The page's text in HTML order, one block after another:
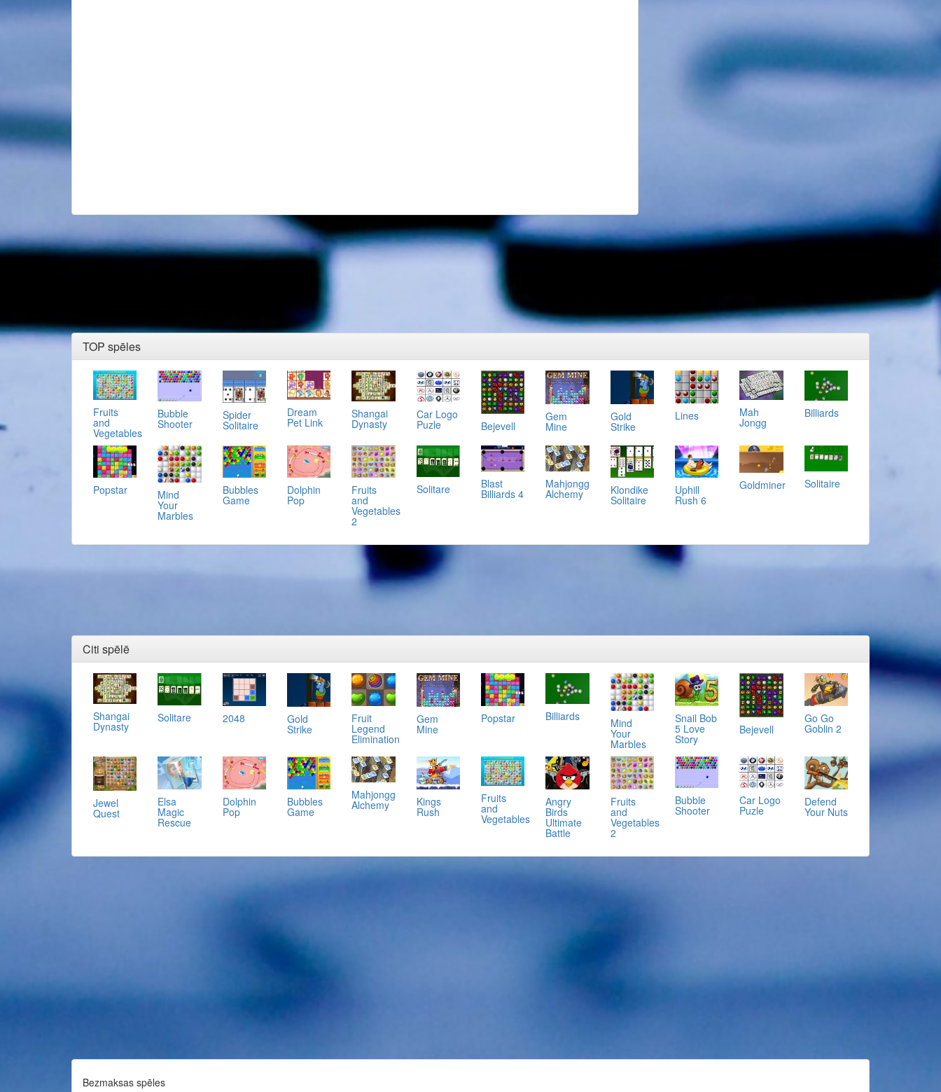
TOP spēles
Fruits
and
Vegetables
Bubble
Shooter
Spider
Solitaire
Dream
Pet Link
Shangai
Dynasty
Car Logo
Puzle Bejevell
Gem
Mine
Gold
Strike
Lines Mah
Jongg
Billiards
Popstar Mind
Your
Marbles
Bubbles
Game
Dolphin
Pop
Fruits
and
Vegetables
2
Solitare Blast
Billiards 4
Mahjongg
Alchemy Klondike
Solitaire
Uphill
Rush 6
Goldminer Solitaire
Citi spēlē
Shangai
Dynasty
Solitare 2048 Gold
Strike
Fruit
Legend
Elimination
Gem
Mine
Popstar Billiards
Mind
Your
Marbles
Snail Bob
5 Love
Story
Bejevell
Go Go
Goblin 2
Jewel
Quest
Elsa
Magic
Rescue
Dolphin
Pop
Bubbles
Game
Mahjongg
Alchemy Kings
Rush
Fruits
and
Vegetables
Angry
Birds
Ultimate
Battle
Fruits
and
Vegetables
2
Bubble
Shooter
Car Logo
Puzle
Defend
Your Nuts
Bezmaksas spēles